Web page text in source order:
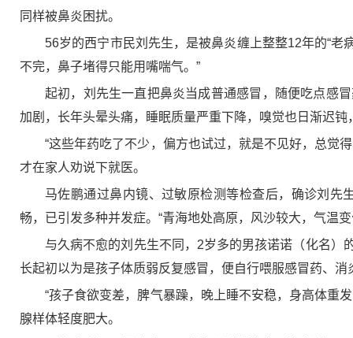
同样被鼻炎困扰。
56岁的西宁市民刘先生，是被鼻炎缠上整整12年的“
不完，鼻子堵得只能用嘴喘气。”
起初，刘先生一直把鼻炎当成普通感冒，随便吃点感
加剧，长年头晕头痛，睡眠质量严重下降，嗅觉也日渐迟
“这些年药吃了不少，偏方也试过，就是不见好，总觉
才在家人劝说下就医。
马佐鹏通过鼻内镜、过敏原检测等检查后，确诊刘先
畅，已引发多种并发症。“青海地处高原，风沙较大，气温
与久病不愈的刘先生不同，2岁多的男孩诺诺（化名
长起初以为是孩子体质弱反复感冒，便自行喂服感冒药、
“孩子食欲变差，脾气暴躁，晚上睡不安稳，身高体重
腺样体轻度肥大。